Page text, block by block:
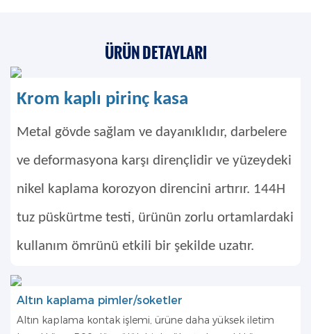
ÜRÜN DETAYLARI
Krom kaplı pirinç kasa
Metal gövde sağlam ve dayanıklıdır, darbelere
ve deformasyona karşı dirençlidir ve yüzeydeki
nikel kaplama korozyon direncini artırır. 144H
tuz püskürtme testi, ürünün zorlu ortamlardaki
kullanım ömrünü etkili bir şekilde uzatır.
Altın kaplama pimler/soketler
Altın kaplama kontak işlemi, ürüne daha yüksek iletim